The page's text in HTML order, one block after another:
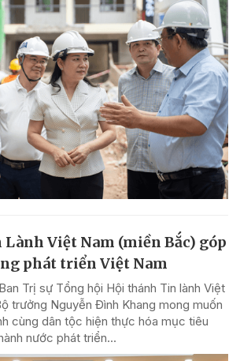
Việt Nam (miền Bắc) góp
phát triển Việt Nam
Trị sự Tổng hội Hội thánh Tin lành Việt
trưởng Nguyễn Đình Khang mong muốn
cùng dân tộc hiện thực hóa mục tiêu
nước phát triển...